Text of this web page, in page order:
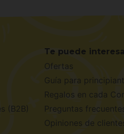
(B2B)
Te puede
Ofertas
Guía para
Regalos en cada
Preguntas
Opiniones de